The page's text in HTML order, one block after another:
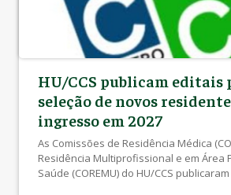
HU/CCS publicam editais
seleção de novos
ingresso em 2027
As Comissões de Residência Médica
Residência Multiprofissional e em Área
Saúde (COREMU) do HU/CCS